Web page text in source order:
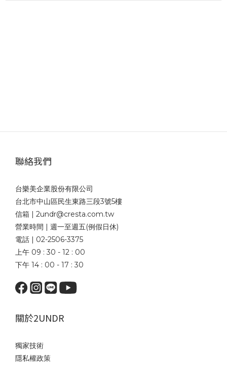
聯絡我們
台樂美企業股份有限公司
台北市中山區民生東路三段3號5樓
信箱 | 2undr@cresta.com.tw
營業時間 | 週一至週五(例假日休)
電話 | 02-2506-3375
上午 09 : 30 - 12 : 00
下午 14 : 00 - 17 : 30
關於2UNDR
獨家技術
隱私權政策